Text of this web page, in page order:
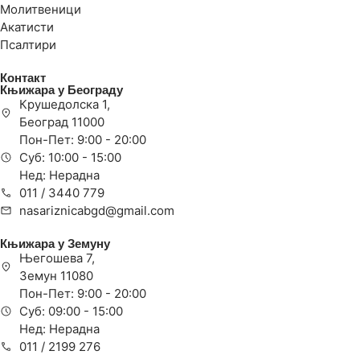
Молитвеници
Акатисти
Псалтири
Контакт
Књижара у Београду
Крушедолска 1,
Београд 11000
Пон-Пет: 9:00 - 20:00
Суб: 10:00 - 15:00
Нед: Нерадна
011 / 3440 779
nasariznicabgd@gmail.com
Књижара у Земуну
Његошева 7,
Земун 11080
Пон-Пет: 9:00 - 20:00
Суб: 09:00 - 15:00
Нед: Нерадна
011 / 2199 276